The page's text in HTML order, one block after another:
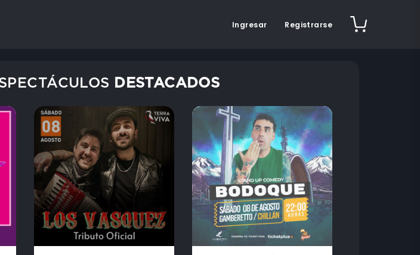
Ingresar Registrarse
DESTACADOS